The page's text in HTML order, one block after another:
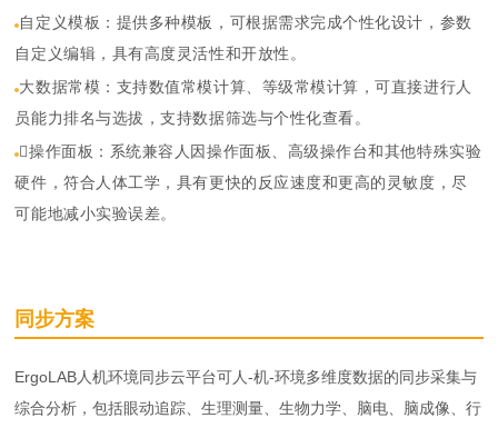
自定义模板：提供多种模板，可根据需求完成个性化设计，参数
自定义编辑，具有高度灵活性和开放性。
大数据常模：支持数值常模计算、等级常模计算，可直接进行人
员能力排名与选拔，支持数据筛选与个性化查看。
操作面板：系统兼容人因操作面板、高级操作台和其他特殊实验
硬件，符合人体工学，具有更快的反应速度和更高的灵敏度，尽
可能地减小实验误差。
同步方案
ErgoLAB人机环境同步云平台可人-机-环境多维度数据的同步采集与
综合分析，包括眼动追踪、生理测量、生物力学、脑电、脑成像、行